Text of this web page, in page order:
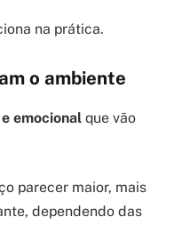
na prática.
o ambiente
emocional que vão
parecer maior, mais
dependendo das